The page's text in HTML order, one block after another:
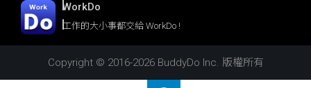
WorkDo
工作的大小事都交給 WorkDo !
Copyright © 2016-2026 BuddyDo Inc. 版權所有